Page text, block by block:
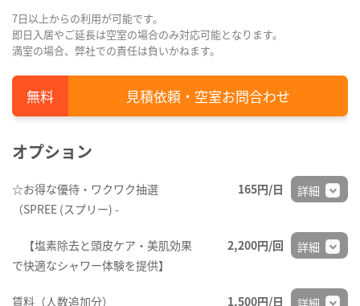
7日以上からの利用が可能です。
即日入居やご延長は空室の場合のみ対応可能となります。
満室の場合、弊社での責任は負いかねます。
見積依頼・空室お問合わせ
オプション
☆お得な優待・ワクワク抽選
（SPREE (スプリー) -
165円/日 詳細
【塩素除去と頭皮ケア・美肌効果
で快適なシャワー体験を提供】
2,200円/回 詳細
賃料（人数追加分） 1,500円/日